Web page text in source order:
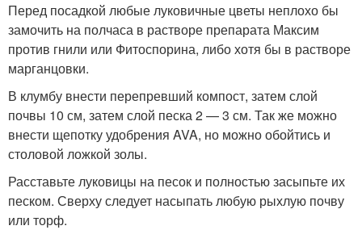
Перед посадкой любые луковичные цветы неплохо бы
замочить на полчаса в растворе препарата Максим
против гнили или Фитоспорина, либо хотя бы в растворе
марганцовки.
В клумбу внести перепревший компост, затем слой
почвы 10 см, затем слой песка 2 — 3 см. Так же можно
внести щепотку удобрения AVA, но можно обойтись и
столовой ложкой золы.
Расставьте луковицы на песок и полностью засыпьте их
песком. Сверху следует насыпать любую рыхлую почву
или торф.